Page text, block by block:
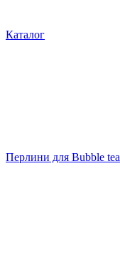
Каталог
Перлини для Bubble tea